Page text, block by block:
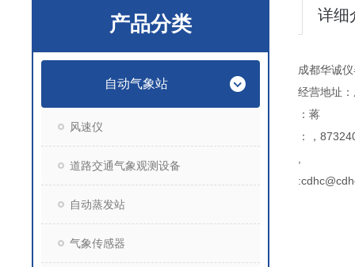
产品分类
自动气象站
风速仪
道路交通气象观测设备
自动蒸发站
气象传感器
详细
成都华诚
经营地址
：蒋
：，